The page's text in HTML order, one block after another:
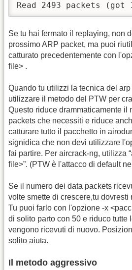
Read 2493 packets
Se tu hai fermato il replaying, non
prossimo ARP packet, ma puoi
catturato precedentemente con
file> .
Quando tu utilizzi la tecnica del
utilizzare il metodo del PTW per
Questo riduce drammaticamente il
packets che necessiti e riduce
catturare tutto il pacchetto in
signidica che non devi utilizzare
fai partire. Per aircrack-ng, utilizza
file>”. (PTW è l'attacco di default
Se il numero dei data packets
volte smette di crescere,tu dovresti
Tu puoi farlo con l'opzione -x
di solito parto con 50 e riduco tutte
vengono ricevuti di nuovo.
solito aiuta.
Il metodo aggressivo